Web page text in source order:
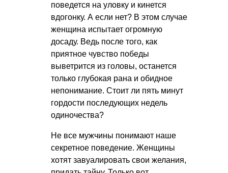
поведется на уловку и кинется
вдогонку. А если нет? В этом случае
женщина испытает огромную
досаду. Ведь после того, как
приятное чувство победы
выветрится из головы, останется
только глубокая рана и обидное
непонимание. Стоит ли пять минут
гордости последующих недель
одиночества?
Не все мужчины понимают наше
секретное поведение. Женщины
хотят завуалировать свои желания,